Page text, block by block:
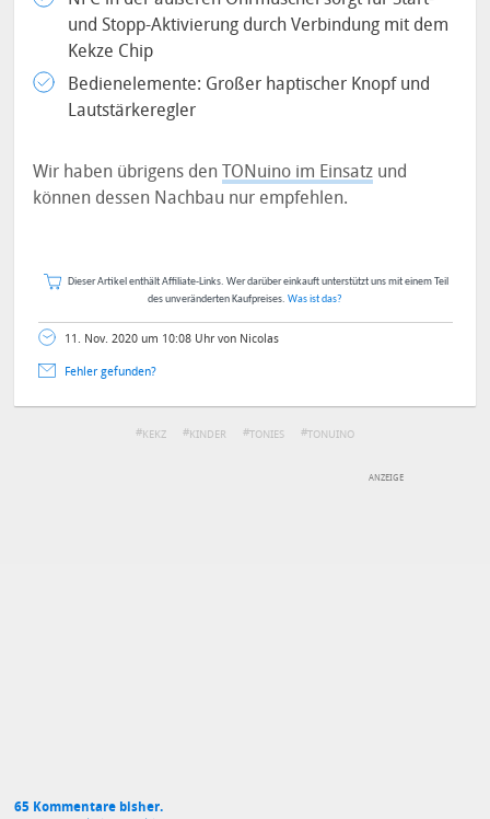
und Stopp-Aktivierung durch Verbindung mit dem
Kekze Chip
Bedienelemente: Großer haptischer Knopf und
Lautstärkeregler
Wir haben übrigens denTONuino im Einsatz und
können dessen Nachbau nur empfehlen.
Dieser Artikel enthält Affiliate-Links. Wer darüber einkauft unterstützt uns mit einem Teil
des unveränderten Kaufpreises. Was ist das?
11. Nov. 2020 um 10:08 Uhr von Nicolas
Fehler gefunden?
KEKZ KINDER TONIES TONUINO
65 Kommentare bisher.